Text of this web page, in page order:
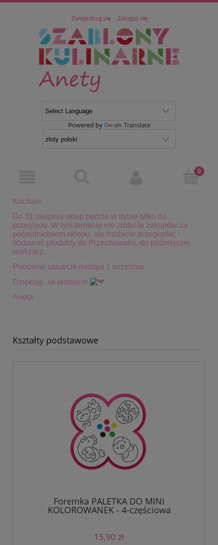
Zarejestruj się Zaloguj się
Powered by Translate
Kochani,
Do 31 sierpnia sklep będzie w trybie tylko do
przeglądu. W tym terminie nie zrobicie zakupów za
pośrednictwem sklepu, ale możecie przeglądać i
dodawać produkty do Przechowalni, do późniejszej
realizacji.
Ponowne otwarcie nastąpi 1 września.
Dziękuję, że jesteście
Aneta
Kształty podstawowe
Foremka PALETKA DO MINI
KOLOROWANEK - 4-częściowa
15,90 zł